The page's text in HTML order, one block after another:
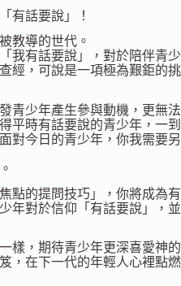
有話要說」！
教導的世代。
我有話要說」，對於陪伴青少
經，可說是一項極為艱鉅的挑
青少年產生參與動機，更無法
平時有話要說的青少年，一到
對今日的青少年，你我需要另
點的提問技巧」，你將成為有
年對於信仰「有話要說」，並
樣，期待青少年更深喜愛神的
，在下一代的年輕人心裡點燃